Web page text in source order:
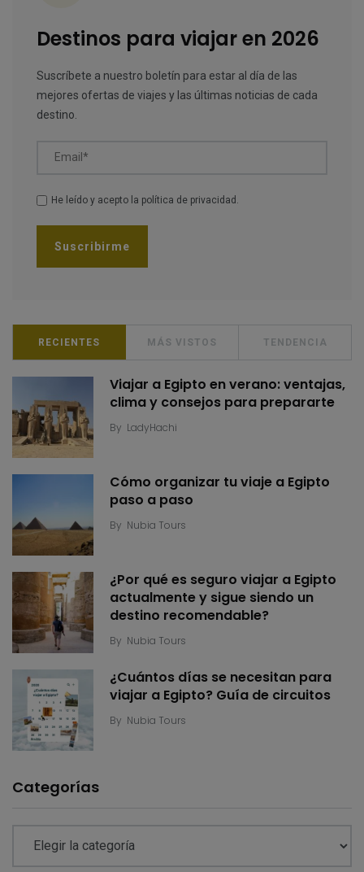
Destinos para viajar en 2026
Suscríbete a nuestro boletín para estar al día de las
mejores ofertas de viajes y las últimas noticias de cada
destino.
Email*
He leído y acepto la política de privacidad
RECIENTES MÁS VISTOS TENDENCIA
Viajar a Egipto en verano: ventajas,
clima y consejos para prepararte
By LadyHachi
Cómo organizar tu viaje a Egipto
paso a paso
By Nubia Tours
¿Por qué es seguro viajar a Egipto
actualmente y sigue siendo un
destino recomendable?
By Nubia Tours
¿Cuántos días se necesitan para
viajar a Egipto? Guía de circuitos
By Nubia Tours
Categorías